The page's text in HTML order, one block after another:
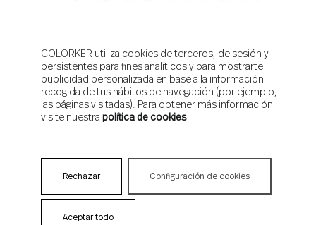
Packing
COLORKER utiliza cookies de terceros, de sesión y
persistentes para fines analíticos y para mostrarte
publicidad personalizada en base a la información
recogida de tus hábitos de navegación (por ejemplo,
las páginas visitadas). Para obtener más información
visite nuestra política de cookies
Aceptar todo
Rechazar Configuración de cookies